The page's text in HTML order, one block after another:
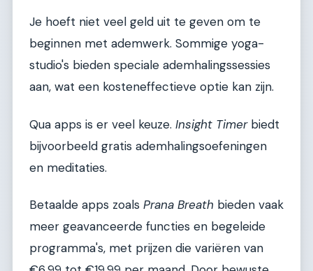
Je hoeft niet veel geld uit te geven om te
beginnen met ademwerk. Sommige yoga-
studio's bieden speciale ademhalingssessies
aan, wat een kosteneffectieve optie kan zijn.
Qua apps is er veel keuze. Insight Timerbiedt
bijvoorbeeld gratis ademhalingsoefeningen
en meditaties.
Betaalde apps zoals Prana Breath bieden vaak
meer geavanceerde functies en begeleide
programma's, met prijzen die variëren van